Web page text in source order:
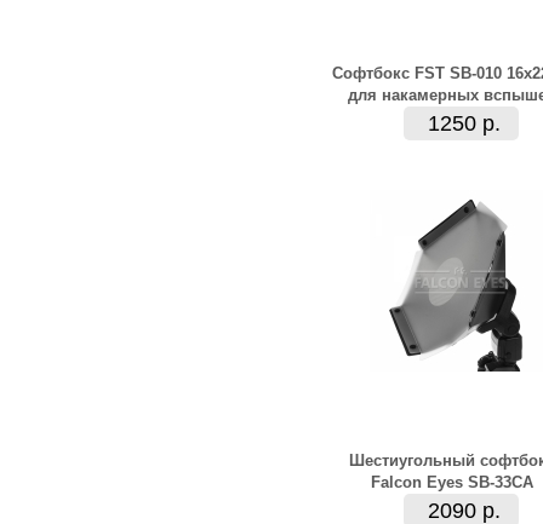
Софтбокс FST SB-010
для накамерных
1250 р.
Шестиугольный
Falcon Eyes SB-33CA
2090 р.